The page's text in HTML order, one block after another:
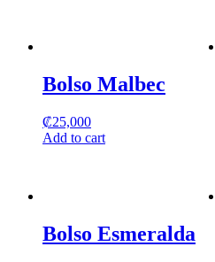
Bolso Malbec
₡25,000
Add to cart
Bolso Esmeralda